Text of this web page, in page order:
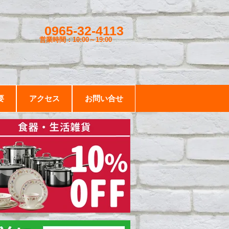
0965-32-4113
営業時間：10:00～19:00
アクセス お問い合せ